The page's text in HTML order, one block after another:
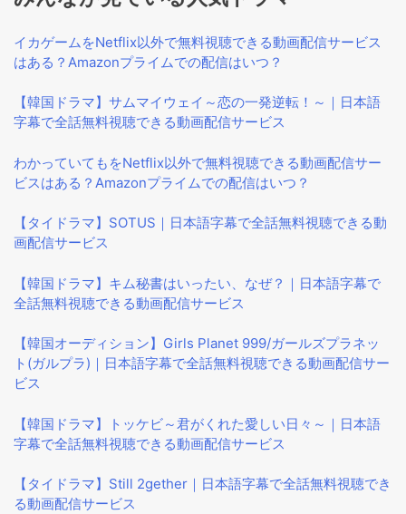
イカゲームをNetflix以外で無料視聴できる動画配信サービス
はある？Amazonプライムでの配信はいつ？
【韓国ドラマ】サムマイウェイ～恋の一発逆転！～｜日本語
字幕で全話無料視聴できる動画配信サービス
わかっていてもをNetflix以外で無料視聴できる動画配信サー
ビスはある？Amazonプライムでの配信はいつ？
【タイドラマ】SOTUS｜日本語字幕で全話無料視聴できる動
画配信サービス
【韓国ドラマ】キム秘書はいったい、なぜ？｜日本語字幕で
全話無料視聴できる動画配信サービス
【韓国オーディション】Girls Planet 999/ガールズプラネッ
ト(ガルプラ)｜日本語字幕で全話無料視聴できる動画配信サー
ビス
【韓国ドラマ】トッケビ～君がくれた愛しい日々～｜日本語
字幕で全話無料視聴できる動画配信サービス
【タイドラマ】Still 2gether｜日本語字幕で全話無料視聴でき
る動画配信サービス